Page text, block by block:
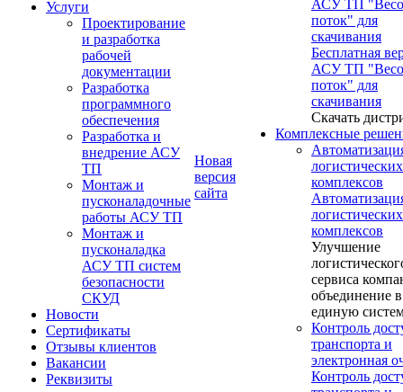
Услуги
Проектирование
и разработка
рабочей
документации
Разработка
программного
обеспечения
Разработка и
внедрение АСУ
ТП
Монтаж и
пусконаладочные
работы АСУ ТП
Монтаж и
пусконаладка
АСУ ТП систем
безопасности
СКУД
Новости
Сертификаты
Отзывы клиентов
Вакансии
Реквизиты
Новая
версия
сайта
АСУ ТП
поток" для
скачивания
Бесплатная
АСУ ТП
поток" для
скачивания
Скачать
Комплексные
логистических
комплексов
логистических
комплексов
Улучшение
сервиса
объединение в
единую
Контроль
транспорта и
электронная
Контроль